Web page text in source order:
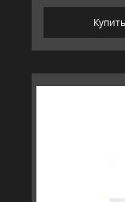
Купить